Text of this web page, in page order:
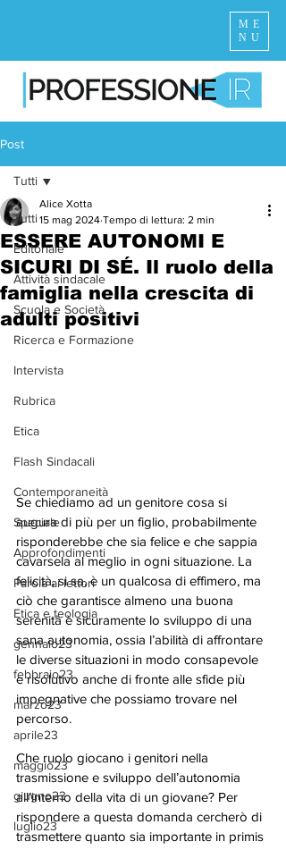
ME
NU
Post
Tutti
Editoriale
Attività sindacale
Scuola e Società
Ricerca e Formazione
Intervista
Rubrica
Etica
Flash Sindacali
Contemporaneità
Speciale
Approfondimenti
Parola ai lettori
Etica e teologia
gennaio23
febbraio23
marzo23
aprile23
maggio23
giugno23
luglio23
Tutti
ESSERE AUTONOMI E
SICURI DI SÉ. Il ruolo della
famiglia nella crescita di
adulti positivi
Alice Xotta
15 mag 2024 Tempo di lettura: 2 min
Se chiediamo ad un genitore cosa si
augura di più per un figlio, probabilmente
risponderebbe che sia felice e che sappia
cavarsela al meglio in ogni situazione. La
felicità, si sa, è un qualcosa di effimero, ma
ciò che garantisce almeno una buona
serenità è sicuramente lo sviluppo di una
sana autonomia, ossia l’abilità di affrontare
le diverse situazioni in modo consapevole
e risolutivo anche di fronte alle sfide più
impegnative che possiamo trovare nel
percorso.
Che ruolo giocano i genitori nella
trasmissione e sviluppo dell’autonomia
all’interno della vita di un giovane? Per
rispondere a questa domanda cercherò di
trasmettere quanto sia importante in primis